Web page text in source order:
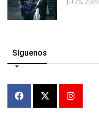
Síguenos